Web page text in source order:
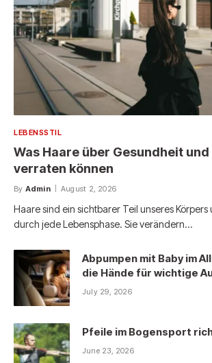
LEBENSSTIL
Was Haare über Gesundheit
verraten können
By Admin August 2, 2026
Haare sind ein sichtbarer Teil unseres
durch jede Lebensphase. Sie verändern…
Abpumpen mit Baby im
die Hände für wichtige
July 29, 2026
Pfeile im Bogensport
June 23, 2026